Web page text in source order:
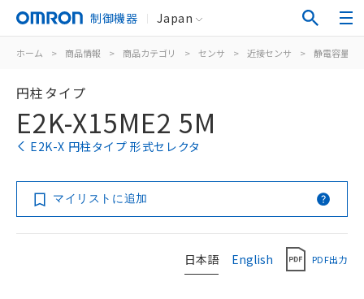
制御機器 Japan
ホーム > 商品情報 > 商品カテゴリ > センサ > 近接センサ > 静電容量形
円柱タイプ
E2K-X15ME2 5M
E2K-X 円柱タイプ 形式セレクタ
マイリストに追加
日本語 English PDF出力